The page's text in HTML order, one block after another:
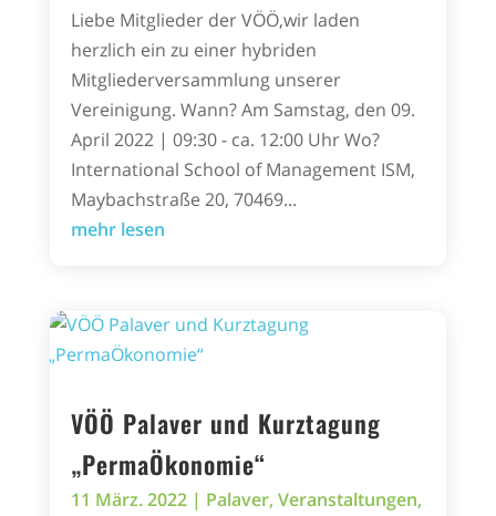
Liebe Mitglieder der VÖÖ,wir laden
herzlich ein zu einer hybriden
Mitgliederversammlung unserer
Vereinigung. Wann? Am Samstag, den 09.
April 2022 | 09:30 - ca. 12:00 Uhr Wo?
International School of Management ISM,
Maybachstraße 20, 70469...
mehr lesen
VÖÖ Palaver und Kurztagung
„PermaÖkonomie“
11 März. 2022| Palaver, Veranstaltungen,